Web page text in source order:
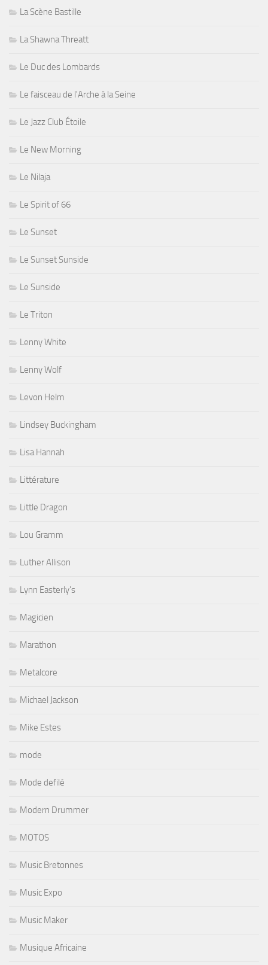
La Scène Bastille
La Shawna Threatt
Le Duc des Lombards
Le faisceau de l'Arche à la Seine
Le Jazz Club Étoile
Le New Morning
Le Nilaja
Le Spirit of 66
Le Sunset
Le Sunset Sunside
Le Sunside
Le Triton
Lenny White
Lenny Wolf
Levon Helm
Lindsey Buckingham
Lisa Hannah
Littérature
Little Dragon
Lou Gramm
Luther Allison
Lynn Easterly's
Magicien
Marathon
Metalcore
Michael Jackson
Mike Estes
mode
Mode defilé
Modern Drummer
MOTOS
Music Bretonnes
Music Expo
Music Maker
Musique Africaine